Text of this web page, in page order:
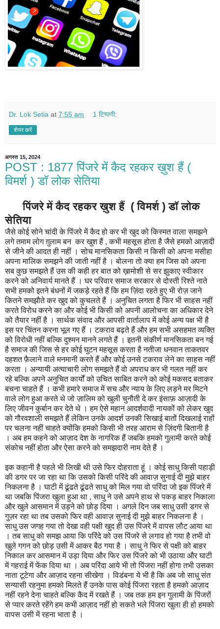
Dr. Lok Setia at 7:55 am 1 टिप्पणी:
शेयर करें
अगस्त 15, 2024
POST : 1877 पिंजरे में कैद रहकर ख़ुश हैं (
विमर्श ) डॉ लोक सेतिया
पिंजरे में कैद रहकर ख़ुश हैं ( विमर्श ) डॉ लोक
सेतिया
जैसे कोई सोने चांदी के पिंजरे में कैद हो कर भी खुद को किस्मत वाला समझने
लगे तमाम लोग ग़ुलाम बन कर खुश हैं , कभी महसूस होता है जैसे हमको आज़ादी
से जीने की आदत ही नहीं । सोच मानसिकता किसी न किसी को अपना मसीहा
अपना मालिक समझने की जाती नहीं है । बोलना तो क्या हम जिस को अपना
सब कुछ समझते हैं उस की कही हर बात को ख़ामोशी से सर झुकाए स्वीकार
करने को अनिवार्य मानते हैं । घर परिवार समाज सरकार से दोस्ती रिश्ते नाते
सभी हमको इतने बंधनों में जकड़े रहते हैं कि हम ज़िंदा रहते हुए भी रोज़ जाने
कितने समझौते कर खुद को कुचलते हैं । अनुचित लगता है फिर भी साहस नहीं
करते विरोध करने का और कोई भी किसी को अपनी आलोचना का अधिकार देने
को तैयार नहीं है । सार्थक संवाद और आपसी वार्तालाप में कोई अन्य पक्ष भी है
इस पर चिंतन करना भूल गए हैं । टकराव बढ़ते हैं और हम सभी असहमत व्यक्ति
को विरोधी नहीं बल्कि दुश्मन मानने लगते हैं । इतनी संकीर्ण मानसिकता बन गई
है समाज की जिस से हर कोई घुटन महसूस करता है नतीजा धनवान ताकतवर
दहशत फ़ैलाने वाले मनमानी करते हैं और कोई उनसे टकराव लेने का साहस नहीं
करता । अन्यायी अत्याचारी लोग समझते हैं वो अपराध कर भी गलत नहीं कर
रहे बल्कि अपने अनुचित कार्यों को उचित साबित करने को कोई मकसद बताकर
बचना चाहते हैं । कभी हमारे समाज में सच और न्याय के लिए लड़ने मर मिटने
वाले लोग हुआ करते थे जो ज़ालिम को खुली चुनौती दे कर इंसाफ़ आज़ादी के
लिए जीवन कुर्बान कर देते थे । हम ऐसे महान आदर्शवादी नायकों को लेकर खुद
को गौरवशाली समझते हैं लेकिन उनके आदर्श उनकी सिखाई बातों दिखलाई राहों
पर चलना नहीं चाहते क्योंकि हमको किसी भी तरह आराम से ज़िंदगी बितानी है
। अब हम कहने को आज़ाद देश के नागरिक हैं जबकि हमको गुलामी करते कोई
संकोच नहीं होता और ऐसा करने को समझदारी नाम देते हैं ।
इक कहानी है पहले भी लिखी थी उसे फिर दोहराता हूं । कोई साधु किसी पहाड़ी
की डगर पर जा रहा था कि उसको किसी परिंदे की आवाज़ सुनाई दी मुझे बाहर
निकलना है । घाटी में ढूंढते ढूंढते साधु को मिल गया वो परिंदा जो इक पिंजरे में
था जबकि पिंजरा खुला हुआ था , साधु ने उसे अपने हाथ से पकड़ बाहर निकाला
और खुले आसमान में उड़ने को छोड़ दिया । अगले दिन जब साधु उसी डगर से
गुज़र रहा था तब उसको फिर वही आवाज़ सुनाई दी मुझे बाहर निकलना है ।
साधु उस जगह गया तो देखा वही पक्षी खुद ही उस पिंजरे में वापस लौट आया था
। तब साधु को समझ आया कि परिंदे को उस पिंजरे से लगाव हो गया है तभी वो
खुले गगन को छोड़ उसी में आकर बैठ गया है । साधु ने फिर से पक्षी को बाहर
निकाल कर आसमान में उड़ा दिया और फिर उस पिंजरे को भी उठाया और घाटी
में गहराई में फेंक दिया था । अब परिंदा आये भी तो पिंजरा नहीं होगा तभी उसका
नाता टूटेगा और आज़ाद रहना सीखेगा । विडंबना ये भी है कि अब जो साधु संत
सन्यासी रहनुमा हमको मिलते हैं उनके पास कोई पिंजरा रहता है हमको आज़ाद
नहीं रहने देना चाहते बल्कि कैद में रखते हैं । जब तक हम इन गुलामी के पिंजरों
से प्यार करते रहेंगे हम कभी आज़ाद नहीं हो सकते भले पिंजरा खुला ही हो हमको
वापस उसी में रहना भाता है ।